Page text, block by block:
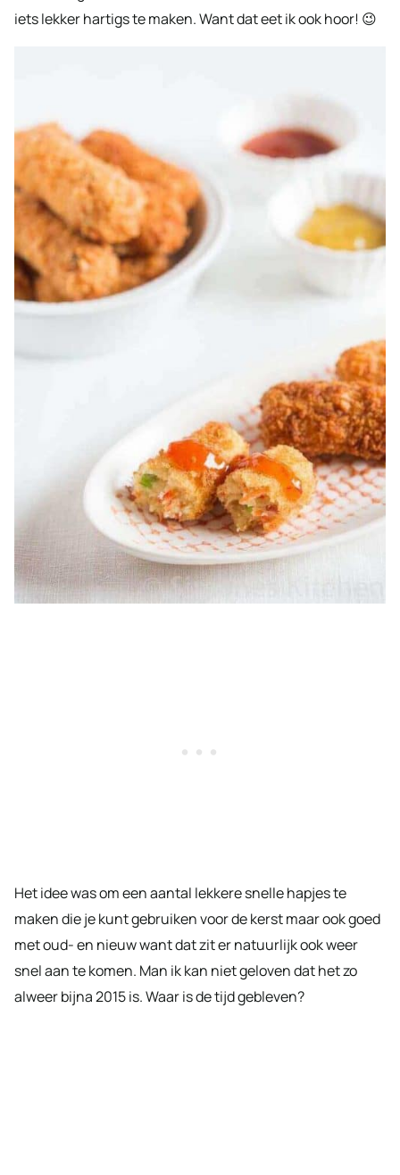
iets lekker hartigs te maken. Want dat eet ik ook hoor! 😉
Het idee was om een aantal lekkere snelle hapjes te
maken die je kunt gebruiken voor de kerst maar ook goed
met oud- en nieuw want dat zit er natuurlijk ook weer
snel aan te komen. Man ik kan niet geloven dat het zo
alweer bijna 2015 is. Waar is de tijd gebleven?